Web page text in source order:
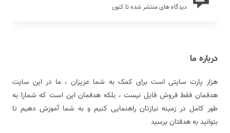
دیدگاه های منتشر شده تا کنون
درباره ما
هزار پارت سایتی است برای کمک به شما عزیزان ، ما در این سایت
هدفمان فقط فروش فایل نیست ، بلکه هدفمان این است که شمارا به
طور کامل در زمینه نیازتان راهنمایی کنیم و به شما آموزش دهیم تا
بتوانید به هدفتان برسید